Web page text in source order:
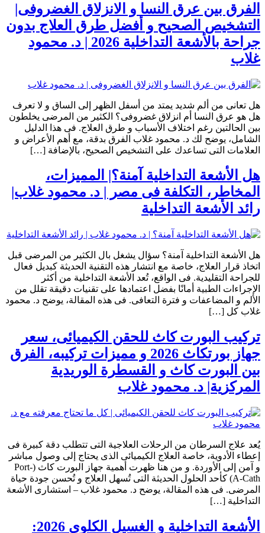
الفرق بين عرق النسا و الانزلاق الغضروفى|
التشخيص الصحيح و أفضل طرق العلاج بدون
جراحة بالأشعة التداخلية 2026 | د. محمود
غلاب
هل تعانى من ألم شديد يمتد من أسفل الظهر إلى الساق و لا تعرف
هل هو عرق النسا أم انزلاق غضروفى؟ الكثير من المرضى يخلطون
بين الحالتين رغم اختلاف الأسباب و طرق العلاج. فى هذا الدليل
الشامل، يوضح لك د. محمود غلاب الفرق بدقة، مع أهم الأعراض و
العلامات التى تساعدك على التشخيص الصحيح، بالإضافة […]
هل الأشعة التداخلية آمنة؟| المميزات،
المخاطر، التكلفة فى مصر | د. محمود غلاب|
رائد الأشعة التداخلية
هل الأشعة التداخلية آمنة؟ سؤال يشغل بال الكثير من المرضى قبل
اتخاذ قرار العلاج، خاصة مع انتشار هذه التقنية الحديثة كبديل فعال
للجراحة التقليدية. فى الواقع، تُعد الأشعة التداخلية من أكثر
الإجراءات الطبية أمانًا بفضل اعتمادها على تقنيات دقيقة تقلل من
الألم و المضاعفات و فترة التعافى. فى هذه المقالة، يوضح د. محمود
غلاب كل […]
تركيب البورت كاث للحقن الكيميائى، سعر
جهاز بورتكاث 2026 و مميزات تركيبه، الفرق
بين البورت كاث و القسطرة الوريدية
المركزية| د. محمود غلاب
يُعد علاج السرطان من الرحلات العلاجية التى تتطلب دقة كبيرة فى
إعطاء الأدوية، خاصة العلاج الكيميائى الذى يحتاج إلى وصول مباشر
و آمن إلى الأوردة. و من هنا ظهرت أهمية جهاز البورت كاث (Port-
A-Cath) كأحد الحلول الحديثة التى تُسهل العلاج و تُحسن جودة حياة
المرضى. فى هذه المقالة، يوضح د. محمود غلاب – استشارى الأشعة
التداخلية […]
الأشعة التداخلية و الغسيل الكلوى 2026: